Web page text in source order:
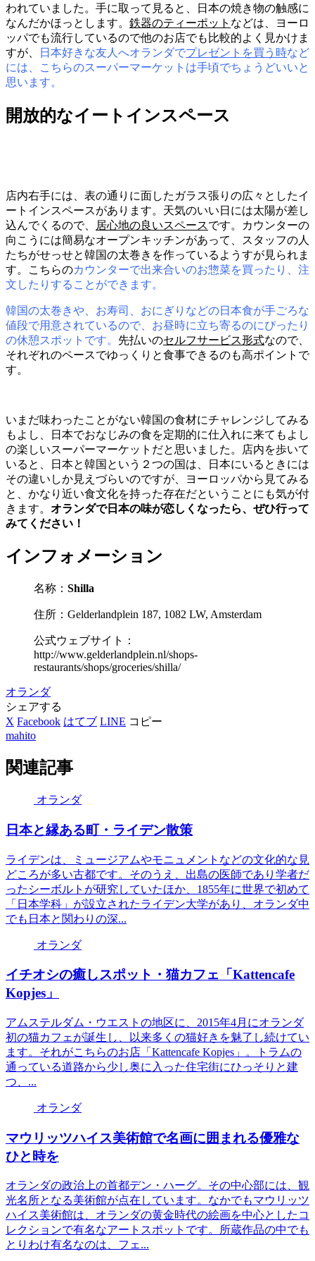
われていました。手に取って見ると、日本の焼き物の触感に
なんだかほっとします。 鉄器のティーポット などは、ヨーロ
ッパでも流行しているので他のお店でも比較的よく見かけま
すが、
日本好きな友人へオランダでプレゼントを買う時など
には、こちらのスーパーマーケットは手頃でちょうどいいと
思います。
開放的なイートインスペース
店内右手には、表の通りに面したガラス張りの広々としたイ
ートインスペースがあります。天気のいい日には太陽が差し
込んでくるので、
居心地の良いスペースです。カウンターの
向こうには簡易なオープンキッチンがあって、スタッフの人
たちがせっせと韓国の太巻きを作っているようすが見られま
す。こちらのカウンターで出来合いのお惣菜を買ったり、注
文したりすることができます。
韓国の太巻きや、お寿司、おにぎりなどの日本食が手ごろな
値段で用意されているので、お昼時に立ち寄るのにぴったり
の休憩スポットです。 先払いのセルフサービス形式なので、
それぞれのペースでゆっくりと食事できるのも高ポイントで
す。
いまだ味わったことがない韓国の食材にチャレンジしてみる
もよし、日本でおなじみの食を定期的に仕入れに来てもよし
の楽しいスーパーマーケットだと思いました。店内を歩いて
いると、日本と韓国という２つの国は、日本にいるときには
その違いしか見えづらいのですが、ヨーロッパから見てみる
と、かなり近い食文化を持った存在だということにも気が付
きます。 オランダで日本の味が恋しくなったら、ぜひ行って
みてください！
インフォメーション
名称： Shilla
住所：Gelderlandplein 187, 1082 LW, Amsterdam
公式ウェブサイト：
http://www.gelderlandplein.nl/shops-
restaurants/shops/groceries/shilla/
オランダ
シェアする
X Facebook はてブ LINE コピー
mahito
関連記事
オランダ
日本と縁ある町・ライデン散策
ライデンは、ミュージアムやモニュメントなどの文化的な見
どころが多い古都です。そのうえ、出島の医師であり学者だ
ったシーボルトが研究していたほか、1855年に世界で初めて
「日本学科」が設立されたライデン大学があり、オランダ中
でも日本と関わりの深...
オランダ
イチオシの癒しスポット・猫カフェ「Kattencafe
Kopjes」
アムステルダム・ウエストの地区に、2015年4月にオランダ
初の猫カフェが誕生し、以来多くの猫好きを魅了し続けてい
ます。それがこちらのお店「Kattencafe Kopjes」。トラムの
通っている道路から少し奥に入った住宅街にひっそりと建
つ、...
オランダ
マウリッツハイス美術館で名画に囲まれる優雅な
ひと時を
オランダの政治上の首都デン・ハーグ。その中心部には、観
光名所となる美術館が点在しています。なかでもマウリッツ
ハイス美術館は、オランダの黄金時代の絵画を中心としたコ
レクションで有名なアートスポットです。所蔵作品の中でも
とりわけ有名なのは、フェ...